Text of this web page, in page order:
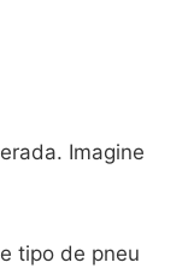
Imagine
tipo de pneu